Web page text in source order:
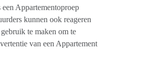
Appartementoproep
kunnen ook reageren
te maken om te
van een Appartement